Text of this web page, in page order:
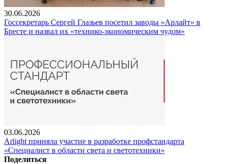
30.06.2026
Госсекретарь Сергей Глазьев посетил заводы «Арлайт» в
Бресте и назвал их «технико-экономическим чудом»
03.06.2026
Arlight приняла участие в разработке профстандарта
«Специалист в области света и светотехники»
Поделиться